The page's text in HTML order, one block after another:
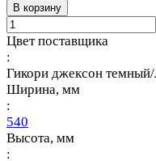
В корзину
Цвет поставщика
:
Гикори джексон
Ширина, мм
:
540
Высота, мм
: